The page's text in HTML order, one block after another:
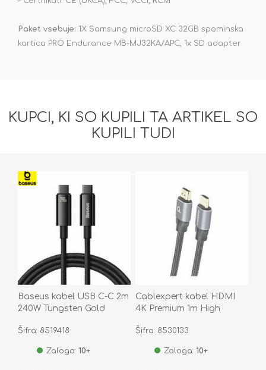
Paket vsebuje: 1X Samsung microSD XC 32GB spominska
kartica PRO Endurance MB-MJ32KA/APC, 1x SD adapter
KUPCI, KI SO KUPILI TA ARTIKEL SO
KUPILI TUDI
Baseus kabel USB C-C 2m
240W Tungsten Gold
CAWJ040101
Šifra: 8519418
Zaloga: 10+
Cablexpert kabel HDMI
4K Premium 1m High
Šifra: 8530133
Zaloga: 10+